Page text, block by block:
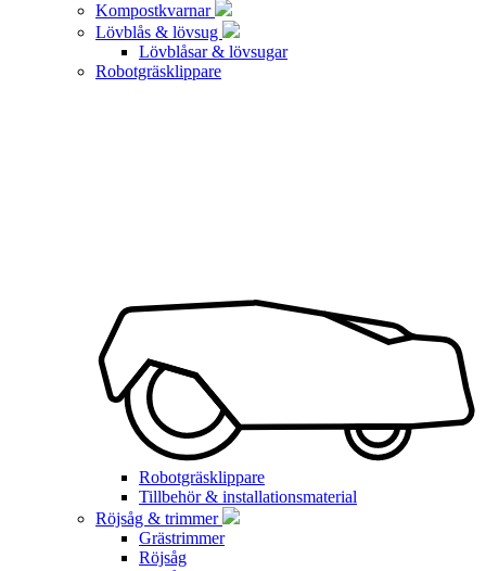
Kompostkvarnar
Lövblås & lövsug
Lövblåsar & lövsugar
Robotgräsklippare
Robotgräsklippare
Tillbehör & installationsmaterial
Röjsåg & trimmer
Grästrimmer
Röjsåg